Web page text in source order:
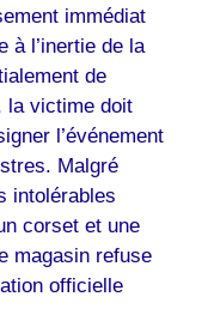
immédiat
à l’inertie de la
de
la victime doit
l’événement
Malgré
intolérables
corset et une
magasin refuse
officielle